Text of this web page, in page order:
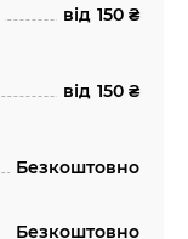
від 150 ₴
від 150 ₴
Безкоштовно
Безкоштовно